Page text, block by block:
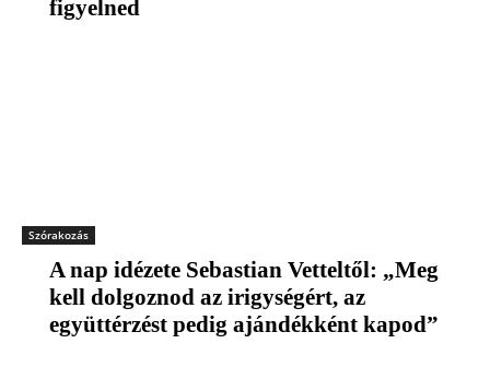
figyelned
Szórakozás
A nap idézete Sebastian Vetteltől: „Meg
kell dolgoznod az irigységért, az
együttérzést pedig ajándékként kapod”